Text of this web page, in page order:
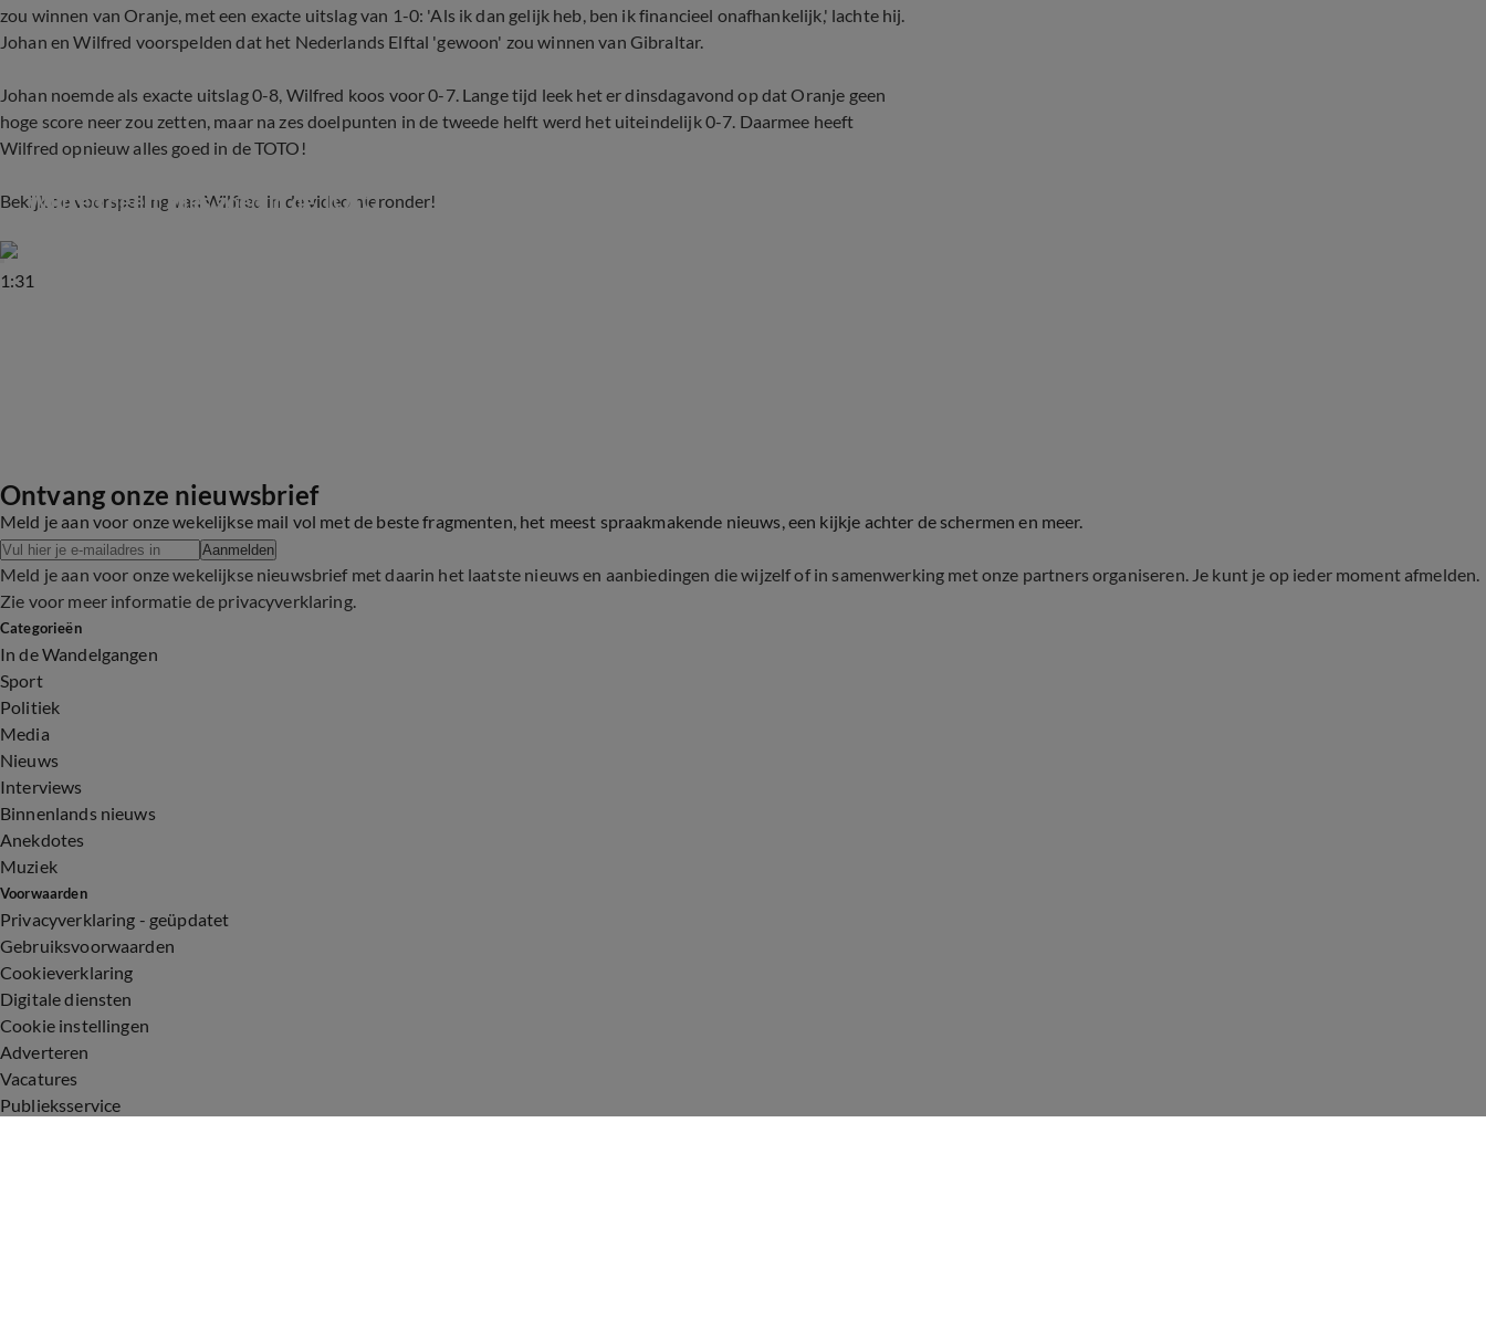
zou winnen van Oranje, met een exacte uitslag van 1-0: 'Als ik dan gelijk heb, ben ik financieel onafhankelijk,' lachte hij.
Johan en Wilfred voorspelden dat het Nederlands Elftal 'gewoon' zou winnen van Gibraltar.
Johan noemde als exacte uitslag 0-8, Wilfred koos voor 0-7. Lange tijd leek het er dinsdagavond op dat Oranje geen
hoge score neer zou zetten, maar na zes doelpunten in de tweede helft werd het uiteindelijk 0-7. Daarmee heeft
Wilfred opnieuw alles goed in de TOTO!
Bekijk de voorspelling van Wilfred in de video hieronder!
1:31
Wilfred heeft alles goed in de TOTO
Ontvang onze nieuwsbrief
Meld je aan voor onze wekelijkse mail vol met de beste fragmenten, het meest spraakmakende nieuws, een kijkje achter de schermen en meer.
Aanmelden
Meld je aan voor onze wekelijkse nieuwsbrief met daarin het laatste nieuws en aanbiedingen die wijzelf of in samenwerking met onze partners organiseren. Je kunt je op ieder moment afmelden.
Zie voor meer informatie de privacyverklaring.
Categorieën
In de Wandelgangen
Sport
Politiek
Media
Nieuws
Interviews
Binnenlands nieuws
Anekdotes
Muziek
Voorwaarden
Privacyverklaring - geüpdatet
Gebruiksvoorwaarden
Cookieverklaring
Digitale diensten
Cookie instellingen
Adverteren
Vacatures
Publieksservice